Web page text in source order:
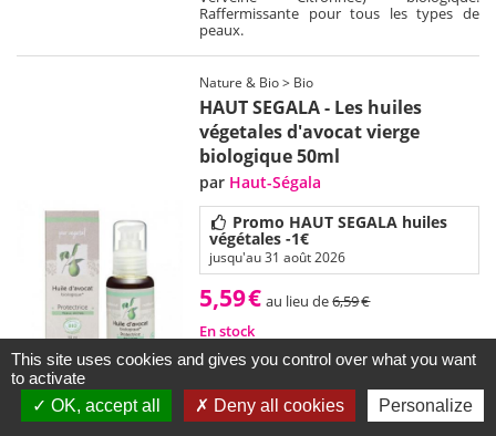
Raffermissante pour tous les types de
peaux.
Nature & Bio > Bio
HAUT SEGALA - Les huiles
végetales d'avocat vierge
biologique 50ml
par Haut-Ségala
Promo HAUT SEGALA huiles
végétales -1€
jusqu'au 31 août 2026
5,59€ au lieu de6,59€
En stock
Retrait gratuit en 3h
COMMANDER
This site uses cookies and gives you control over what you want
to activate
OK, accept all
Deny all cookies Personalize